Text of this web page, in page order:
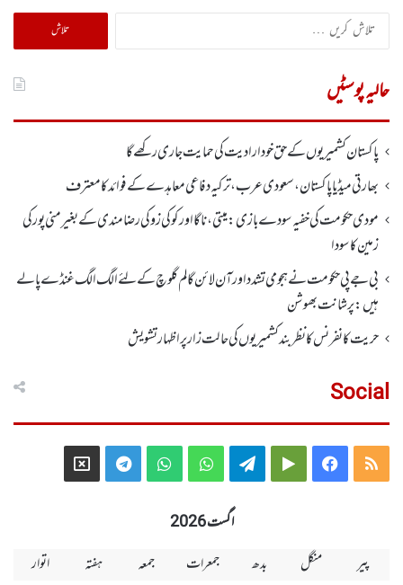
تلاش
کریں
حالیہ پوسٹیں
پاکستان کشمیریوں کے حق خودارادیت کی حمایت جاری رکھے گا
بھارتی میڈیا پاکستان، سعودی عرب، ترکیہ دفاعی معاہدے کے فوائد کا معترف
مودی حکومت کی خفیہ سودے بازی: میتی، ناگا اور کوکی زو کی رضامندی کے بغیر منی پور کی
زمین کا سودا
بی جے پی حکومت نے ہجومی تشدد اورآن لائن گالم گلوچ کے لئے الگ الگ غنڈے پالے
ہیں: پرشانت بھوشن
حریت کانفرنس کا نظر بند کشمیریوں کی حالت زار پر اظہار تشویش
Social
RSS
Facebook
Google
Telegram
WhatsApp
WhatsApp
Telegram
X
اگست 2026
پیر
منگل بدھ جمعرات جمعہ ہفتہ اتوار